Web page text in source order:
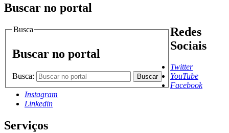
Buscar no portal
Busca
Buscar no portal
Busca: Buscar
Redes
Sociais
Twitter
YouTube
Facebook
Instagram
Linkedin
Serviços